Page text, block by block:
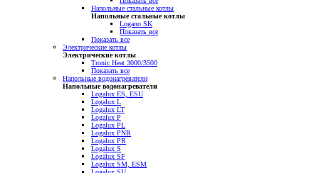
Напольные стальные котлы
Напольные стальные котлы
Logano SK
Показать все
Показать все
Электрические котлы
Электрические котлы
Tronic Heat 3000/3500
Показать все
Напольные водонагреватели
Напольные водонагреватели
Logalux ES, ESU
Logalux L
Logalux LT
Logalux P
Logalux PL
Logalux PNR
Logalux PR
Logalux S
Logalux SF
Logalux SM, ESM